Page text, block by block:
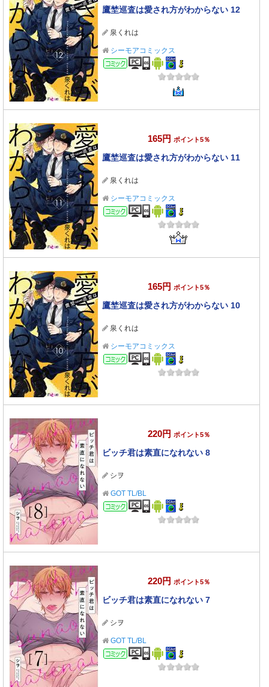
鷹埜巡査は愛され方がわからない 12
泉くれは
シーモアコミックス
コミック
165円 ポイント5％
鷹埜巡査は愛され方がわからない 11
泉くれは
シーモアコミックス
コミック
165円 ポイント5％
鷹埜巡査は愛され方がわからない 10
泉くれは
シーモアコミックス
コミック
220円 ポイント5％
ビッチ君は素直になれない 8
シヲ
GOT TL/BL
コミック
220円 ポイント5％
ビッチ君は素直になれない 7
シヲ
GOT TL/BL
コミック